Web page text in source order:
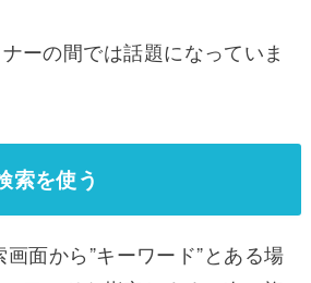
ーの間では話題になっていま
索を使う
面から”キーワード”とある場